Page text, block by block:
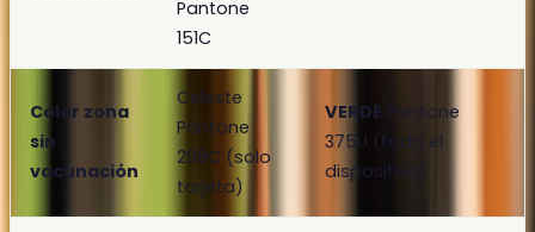
Pantone
151C
Color zona
sin
vacunación
Celeste
Pantone
298C (solo
tarjeta)
VERDE Pantone
375U (todo el
dispositivo)